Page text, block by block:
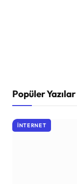
Popüler Yazılar
İNTERNET